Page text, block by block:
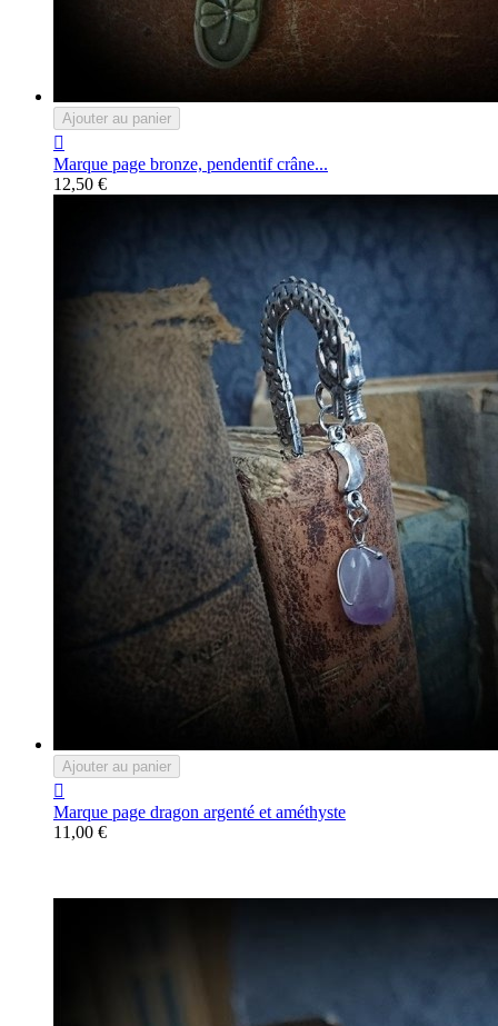
Ajouter au panier

Marque page bronze, pendentif crâne...
12,50 €
Ajouter au panier

Marque page dragon argenté et améthyste
11,00 €